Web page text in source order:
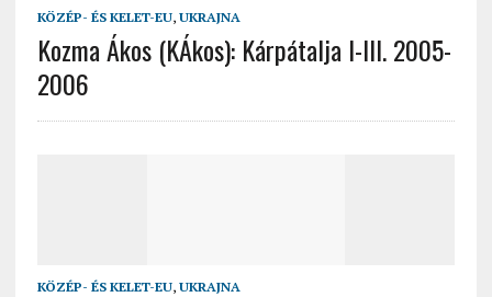
KÖZÉP- ÉS KELET-EU, UKRAJNA
Kozma Ákos (KÁkos): Kárpátalja I-III. 2005-
2006
KÖZÉP- ÉS KELET-EU, UKRAJNA